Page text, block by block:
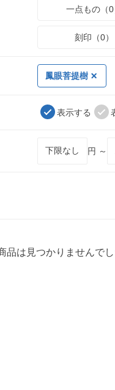
一点もの（0
刻印（0）
鳳眼菩提樹
表示する
円 ～
品は見つかりませんで